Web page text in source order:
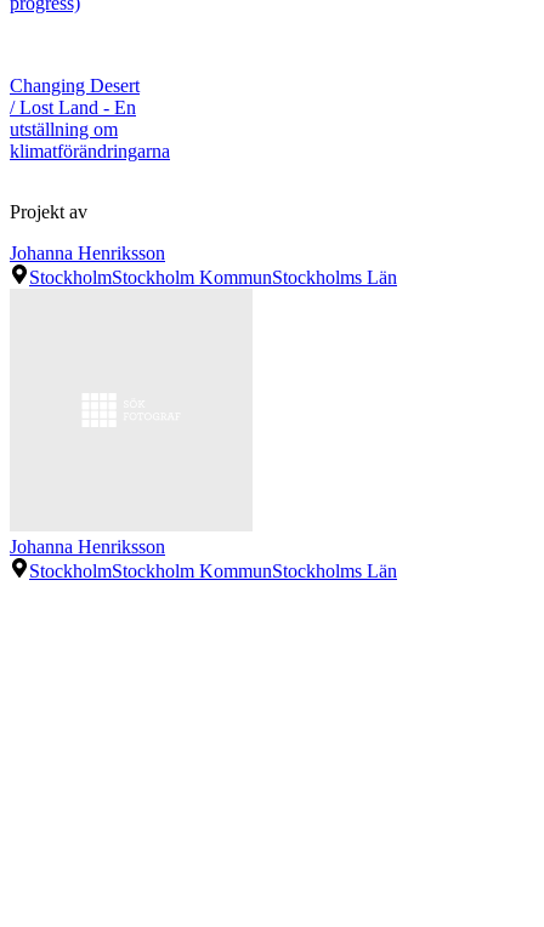
Changing Desert
/ Lost Land - En
utställning om
klimatförändringarna
Projekt av
Johanna Henriksson
StockholmStockholm KommunStockholms Län
Johanna Henriksson
StockholmStockholm KommunStockholms Län